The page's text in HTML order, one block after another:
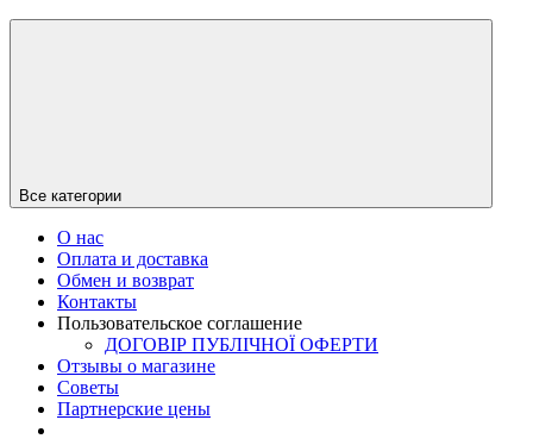
Все категории
О нас
Оплата и доставка
Обмен и возврат
Контакты
Пользовательское соглашение
ДОГОВІР ПУБЛІЧНОЇ ОФЕРТИ
Отзывы о магазине
Советы
Партнерские цены